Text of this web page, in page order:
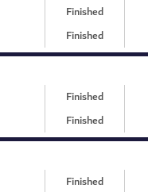
Finished
Finished
Finished
Finished
Finished